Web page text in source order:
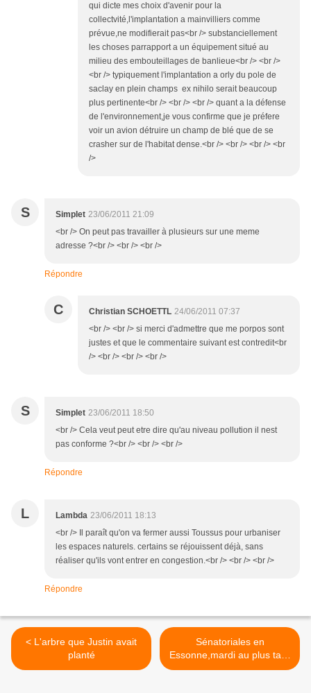
qui dicte mes choix d'avenir pour la
collectvité,l'implantation a mainvilliers comme
prévue,ne modifierait pas<br /> substanciellement
les choses parrapport a un équipement situé au
milieu des embouteillages de banlieue<br /> <br />
<br /> typiquement l'implantation a orly du pole de
saclay en plein champs ex nihilo serait beaucoup
plus pertinente<br /> <br /> <br /> quant a la défense
de l'environnement,je vous confirme que je préfere
voir un avion détruire un champ de blé que de se
crasher sur de l'habitat dense.<br /> <br /> <br /> <br
/>
S Simplet 23/06/2011 21:09
<br /> On peut pas travailler à plusieurs sur une meme
adresse ?<br /> <br /> <br />
Répondre
C Christian SCHOETTL 24/06/2011 07:37
<br /> <br /> si merci d'admettre que me porpos sont
justes et que le commentaire suivant est contredit<br
/> <br /> <br /> <br />
S Simplet 23/06/2011 18:50
<br /> Cela veut peut etre dire qu'au niveau pollution il nest
pas conforme ?<br /> <br /> <br />
Répondre
L Lambda 23/06/2011 18:13
<br /> Il paraît qu'on va fermer aussi Toussus pour urbaniser
les espaces naturels. certains se réjouissent déjà, sans
réaliser qu'ils vont entrer en congestion.<br /> <br /> <br />
Répondre
< L'arbre que Justin avait
planté
Sénatoriales en
Essonne,mardi au plus tard
>